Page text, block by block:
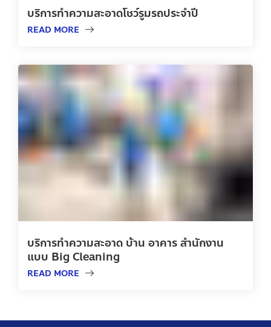
บริการทำความสะอาดโชว์รูมรถประจำปี
READ MORE
บริการทำความสะอาด บ้าน อาคาร สำนักงาน
แบบ Big Cleaning
READ MORE